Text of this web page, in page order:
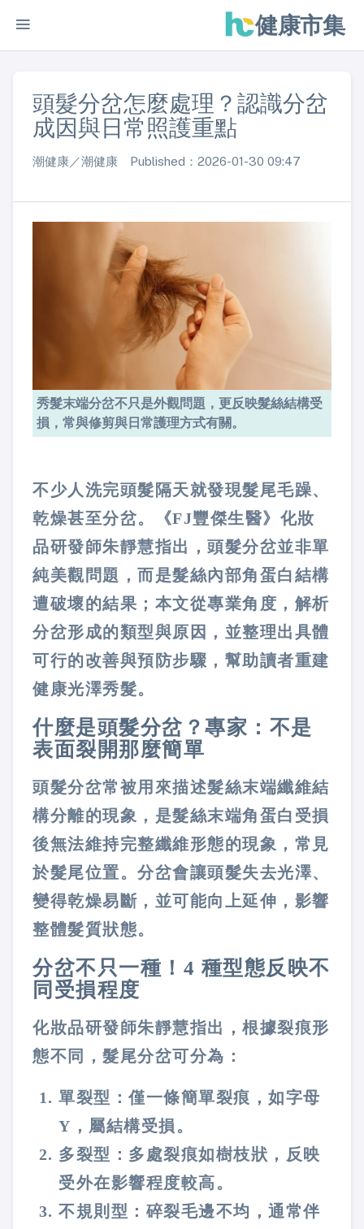
健康市集
頭髮分岔怎麼處理？認識分岔
成因與日常照護重點
潮健康／潮健康 Published：2026-01-30 09:47
秀髮末端分岔不只是外觀問題，更反映髮絲結構受
損，常與修剪與日常護理方式有關。
不少人洗完頭髮隔天就發現髮尾毛躁、
乾燥甚至分岔。《FJ豐傑生醫》化妝
品研發師朱靜慧指出，頭髮分岔並非單
純美觀問題，而是髮絲內部角蛋白結構
遭破壞的結果；本文從專業角度，解析
分岔形成的類型與原因，並整理出具體
可行的改善與預防步驟，幫助讀者重建
健康光澤秀髮。
什麼是頭髮分岔？專家：不是
表面裂開那麼簡單
頭髮分岔常被用來描述髮絲末端纖維結
構分離的現象，是髮絲末端角蛋白受損
後無法維持完整纖維形態的現象，常見
於髮尾位置。分岔會讓頭髮失去光澤、
變得乾燥易斷，並可能向上延伸，影響
整體髮質狀態。
分岔不只一種！4 種型態反映不
同受損程度
化妝品研發師朱靜慧指出，根據裂痕形
態不同，髮尾分岔可分為：
單裂型 ：僅一條簡單裂痕，如字母
Y，屬結構受損。
多裂型 ：多處裂痕如樹枝狀，反映
受外在影響程度較高。
不規則型 ：碎裂毛邊不均，通常伴